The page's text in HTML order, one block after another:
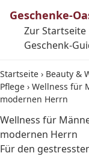
Geschenke-
Zur Startseite
Geschenk-
Startseite › Beauty &
Pflege › Wellness für
modernen Herrn
Wellness für
modernen Herrn
Für den